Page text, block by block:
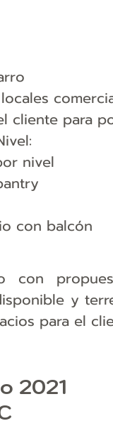
cliente para
nivel
con balcón
con
y
2021